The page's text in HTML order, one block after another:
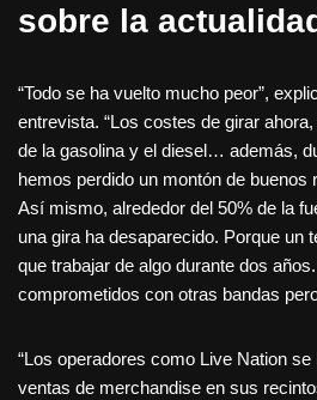
sobre la
“Todo se ha vuelto mucho peor”,
entrevista. “Los costes de girar
de la gasolina y el diesel… además,
hemos perdido un montón de buenos
Así mismo, alrededor del 50% de la
una gira ha desaparecido. Porque un
que trabajar de algo durante dos
comprometidos con otras bandas
“Los operadores como Live Nation se
ventas de merchandise en sus